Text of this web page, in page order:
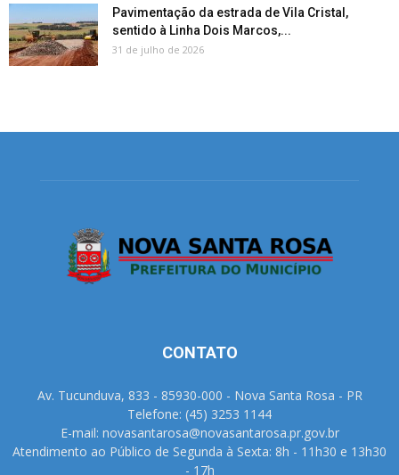
Pavimentação da estrada de Vila Cristal,
sentido à Linha Dois Marcos,...
31 de julho de 2026
CONTATO
Av. Tucunduva, 833 - 85930-000 - Nova Santa Rosa - PR
Telefone: (45) 3253 1144
E-mail: novasantarosa@novasantarosa.pr.gov.br
Atendimento ao Público de Segunda à Sexta: 8h - 11h30 e 13h30
- 17h